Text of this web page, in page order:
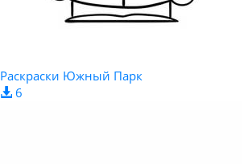
Раскраски Южный Парк
6